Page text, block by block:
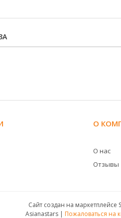
О
О нас
Отзывы
Сайт создан на маркетплейсе
Asianastars | Пожаловаться на